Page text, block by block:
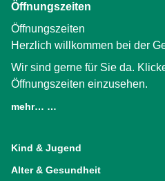
Öffnungszeiten
Öffnungszeiten
Herzlich willkommen bei der
Wir sind gerne für Sie da.
Öffnungszeiten einzusehen.
mehr… …
Kind & Jugend
Alter & Gesundheit